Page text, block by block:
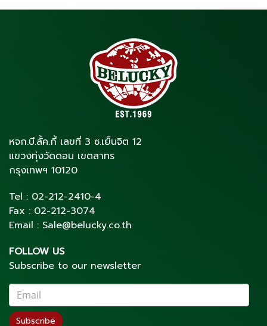
หจก.บี.ลั้ค.กี้ เลขที่ 3 ซ.เย็นจิต 12
แขวงทุ่งวัดดอน เขตสาทร
กรุงเทพฯ 10120
Tel : 02-212-2410-4
Fax : 02-212-3074
Email : Sale@belucky.co.th
FOLLOW US
Subscribe to our newsletter
Subscribe